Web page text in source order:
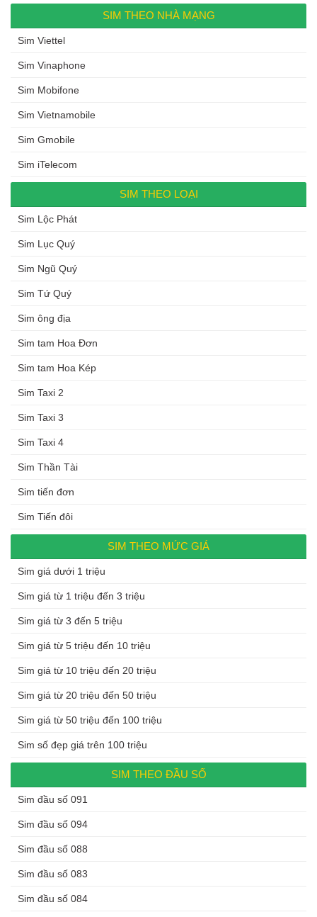
SIM THEO NHÀ MẠNG
Sim Viettel
Sim Vinaphone
Sim Mobifone
Sim Vietnamobile
Sim Gmobile
Sim iTelecom
SIM THEO LOẠI
Sim Lộc Phát
Sim Lục Quý
Sim Ngũ Quý
Sim Tứ Quý
Sim ông địa
Sim tam Hoa Đơn
Sim tam Hoa Kép
Sim Taxi 2
Sim Taxi 3
Sim Taxi 4
Sim Thần Tài
Sim tiến đơn
Sim Tiến đôi
SIM THEO MỨC GIÁ
Sim giá dưới 1 triệu
Sim giá từ 1 triệu đến 3 triệu
Sim giá từ 3 đến 5 triệu
Sim giá từ 5 triệu đến 10 triệu
Sim giá từ 10 triệu đến 20 triệu
Sim giá từ 20 triệu đến 50 triệu
Sim giá từ 50 triệu đến 100 triệu
Sim số đẹp giá trên 100 triệu
SIM THEO ĐẦU SỐ
Sim đầu số 091
Sim đầu số 094
Sim đầu số 088
Sim đầu số 083
Sim đầu số 084